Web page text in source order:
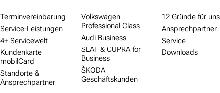
Termin­ver­ein­barung
Service-Leistungen
4+ Service­welt
Kunden­karte
mobilCard
Standorte &
Ansprech­partner
Volkswagen
Professional Class
Audi Business
SEAT & CUPRA for
Business
ŠKODA
Geschäftskunden
12 Gründe für uns
Ansprechpartner
Service
Downloads